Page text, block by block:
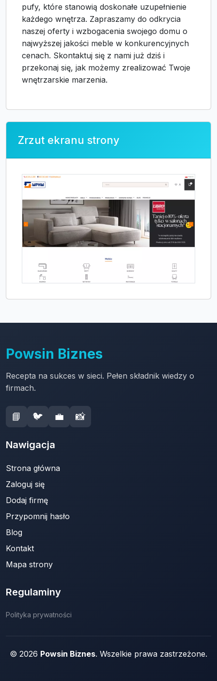
pufy, które stanowią doskonałe uzupełnienie
każdego wnętrza. Zapraszamy do odkrycia
naszej oferty i wzbogacenia swojego domu o
najwyższej jakości meble w konkurencyjnych
cenach. Skontaktuj się z nami już dziś i
przekonaj się, jak możemy zrealizować Twoje
wnętrzarskie marzenia.
Zrzut ekranu strony
Powsin Biznes
Recepta na sukces w sieci. Pełen składnik wiedzy o
firmach.
📘 🐦 💼 📸
Nawigacja
Strona główna
Zaloguj się
Dodaj firmę
Przypomnij hasło
Blog
Kontakt
Mapa strony
Regulaminy
Polityka prywatności
© 2026 Powsin Biznes. Wszelkie prawa zastrzeżone.